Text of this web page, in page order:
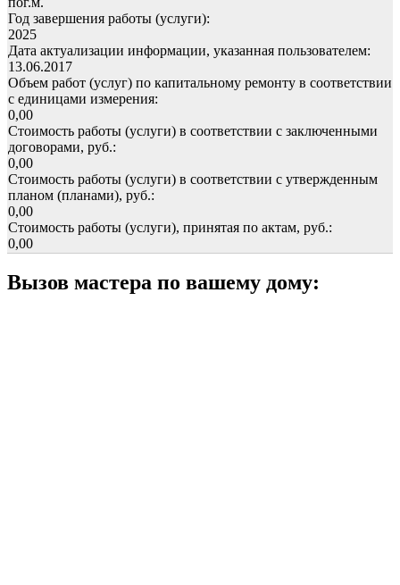
Год завершения работы (услуги):
2025
Дата актуализации информации, указанная пользователем:
13.06.2017
Объем работ (услуг) по капитальному ремонту в соответствии
с единицами измерения:
0,00
Стоимость работы (услуги) в соответствии с заключенными
договорами, руб.:
0,00
Стоимость работы (услуги) в соответствии с утвержденным
планом (планами), руб.:
0,00
Стоимость работы (услуги), принятая по актам, руб.:
0,00
Вызов мастера по вашему дому: